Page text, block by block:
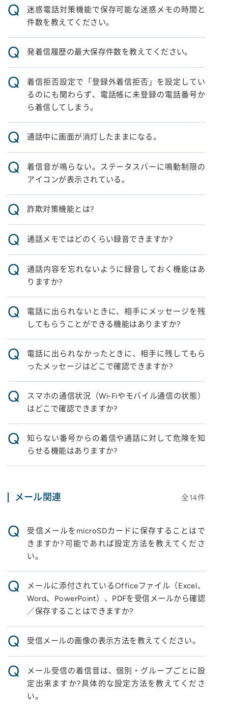
Q
迷惑電話対策機能で保存可能な迷惑メモの時間と
件数を教えてください。
Q 発着信履歴の最大保存件数を教えてください。
Q
着信拒否設定で「登録外着信拒否」を設定してい
るのにも関わらず、電話帳に未登録の電話番号か
ら着信してしまう。
Q 通話中に画面が消灯したままになる。
Q
着信音が鳴らない。ステータスバーに鳴動制限の
アイコンが表示されている。
Q 詐欺対策機能とは?
Q 通話メモではどのくらい録音できますか?
Q
通話内容を忘れないように録音しておく機能はあ
りますか?
Q
電話に出られないときに、相手にメッセージを残
してもらうことができる機能はありますか?
Q
電話に出られなかったときに、相手に残してもら
ったメッセージはどこで確認できますか?
Q
スマホの通信状況（Wi-Fiやモバイル通信の状態）
はどこで確認できますか?
Q
知らない番号からの着信や通話に対して危険を知
らせる機能はありますか?
メール関連 全14件
Q
受信メールをmicroSDカードに保存することはで
きますか?可能であれば設定方法を教えてくださ
い。
Q
メールに添付されているOfficeファイル（Excel、
Word、PowerPoint）、PDFを受信メールから確認
／保存することはできますか?
Q 受信メールの画像の表示方法を教えてください。
Q
メール受信の着信音は、個別・グループごとに設
定出来ますか?具体的な設定方法を教えてくださ
い。